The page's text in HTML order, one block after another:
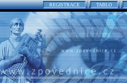
REGISTRACE TABLO